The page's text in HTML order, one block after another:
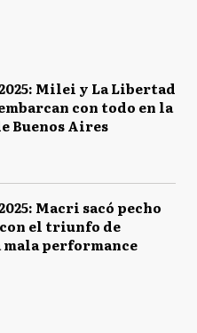
Milei y La Libertad
con todo en la
Buenos Aires
Macri sacó pecho
con el triunfo de
performance